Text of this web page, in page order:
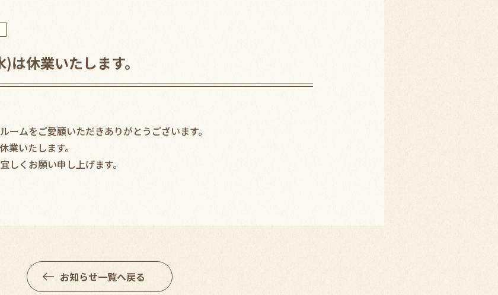
休業いたします。
ームをご愛顧いただきありがとうございます。
業いたします。
しくお願い申し上げます。
お知らせ一覧へ戻る